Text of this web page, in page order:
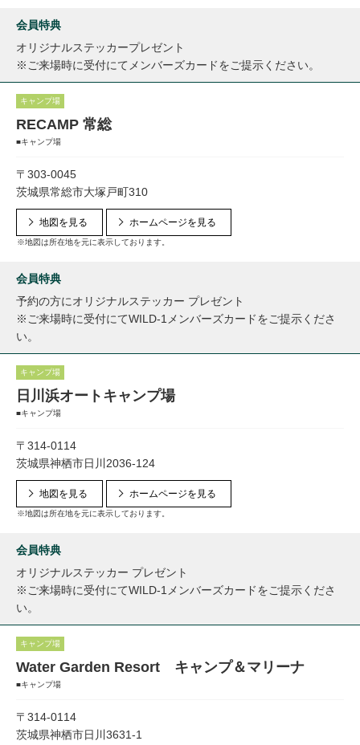
会員特典
オリジナルステッカープレゼント
※ご来場時に受付にてメンバーズカードをご提示ください。
キャンプ場
RECAMP 常総
■キャンプ場
〒303-0045
茨城県常総市大塚戸町310
地図を見る
※地図は所在地を元に表示しております。
ホームページを見る
会員特典
予約の方にオリジナルステッカー プレゼント
※ご来場時に受付にてWILD-1メンバーズカードをご提示くださ
い。
キャンプ場
日川浜オートキャンプ場
■キャンプ場
〒314-0114
茨城県神栖市日川2036-124
地図を見る
※地図は所在地を元に表示しております。
ホームページを見る
会員特典
オリジナルステッカー プレゼント
※ご来場時に受付にてWILD-1メンバーズカードをご提示くださ
い。
キャンプ場
Water Garden Resort キャンプ＆マリーナ
■キャンプ場
〒314-0114
茨城県神栖市日川3631-1